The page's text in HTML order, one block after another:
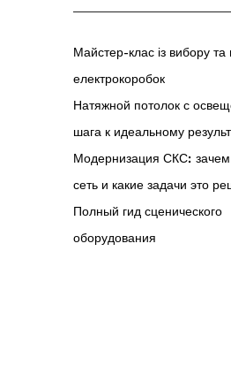
Майстер-клас із вибору
електрокоробок
Натяжной потолок с
шага к идеальному
Модернизация СКС: зачем
сеть и какие задачи это
Полный гид сценического
оборудования